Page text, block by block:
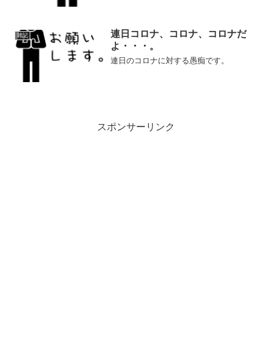
雑記
連日コロナ、コロナ、コロナだ
よ・・・。
連日のコロナに対する愚痴です。
スポンサーリンク